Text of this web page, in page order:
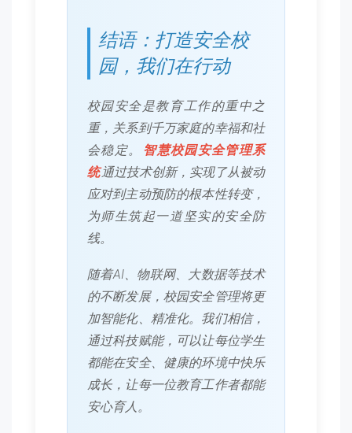
结语：打造安全校
园，我们在行动
校园安全是教育工作的重中之
重，关系到千万家庭的幸福和社
会稳定。
智慧校园安全管理系
统通过技术创新，实现了从被动
应对到主动预防的根本性转变，
为师生筑起一道坚实的安全防
线。
随着AI、物联网、大数据等技术
的不断发展，校园安全管理将更
加智能化、精准化。我们相信，
通过科技赋能，可以让每位学生
都能在安全、健康的环境中快乐
成长，让每一位教育工作者都能
安心育人。